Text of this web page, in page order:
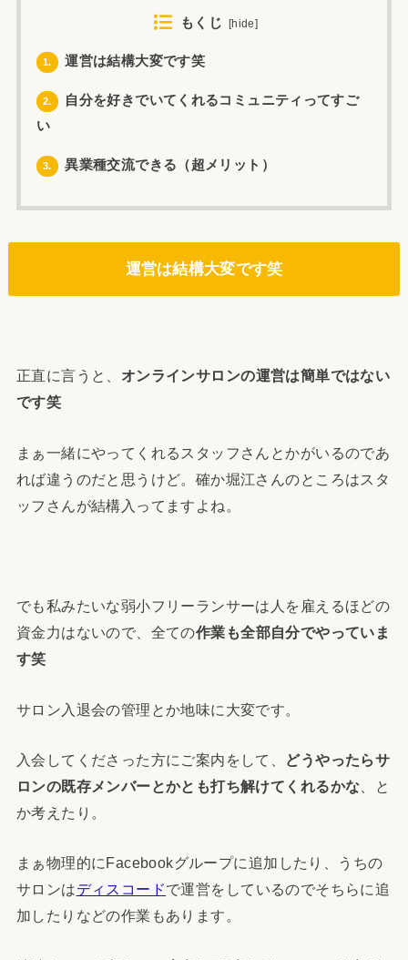
もくじ [hide]
1. 運営は結構大変です笑
2.
自分を好きでいてくれるコミュニティってすご
い
3. 異業種交流できる（超メリット）
運営は結構大変です笑
正直に言うと、 オンラインサロンの運営は簡単ではない
です笑
まぁ一緒にやってくれるスタッフさんとかがいるのであ
れば違うのだと思うけど。確か堀江さんのところはスタ
ッフさんが結構入ってますよね。
でも私みたいな弱小フリーランサーは人を雇えるほどの
資金力はないので、全ての作業も全部自分でやっていま
す笑
サロン入退会の管理とか地味に大変です。
入会してくださった方にご案内をして、 どうやったらサ
ロンの既存メンバーとかとも打ち解けてくれるかな 、と
か考えたり。
まぁ物理的にFacebookグループに追加したり、うちの
サロンはディスコードで運営をしているのでそちらに追
加したりなどの作業もあります。